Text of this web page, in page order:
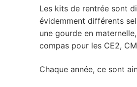
Les kits de rentrée sont
évidemment différents
une gourde en
compas pour les CE2,
Chaque année, ce sont